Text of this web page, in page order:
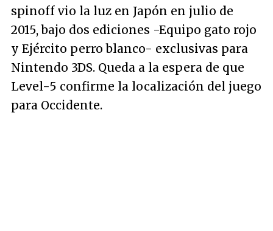
spinoff vio la luz en Japón en julio de
2015, bajo dos ediciones -Equipo gato rojo
y Ejército perro blanco- exclusivas para
Nintendo 3DS. Queda a la espera de que
Level-5 confirme la localización del juego
para Occidente.